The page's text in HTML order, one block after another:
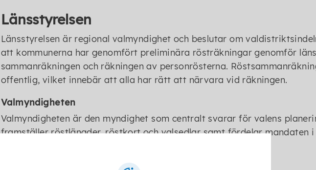
Länsstyrelsen
Länsstyrelsen är regional valmyndighet och beslutar om
att kommunerna har genomfört preliminära rösträkningar genomför
sammanräkningen och räkningen av personrösterna.
offentlig, vilket innebär att alla har rätt att närvara vid räkningen.
Valmyndigheten
Valmyndigheten är den myndighet som centralt svarar för valens
framställer röstlängder, röstkort och valsedlar samt fördelar mandaten i